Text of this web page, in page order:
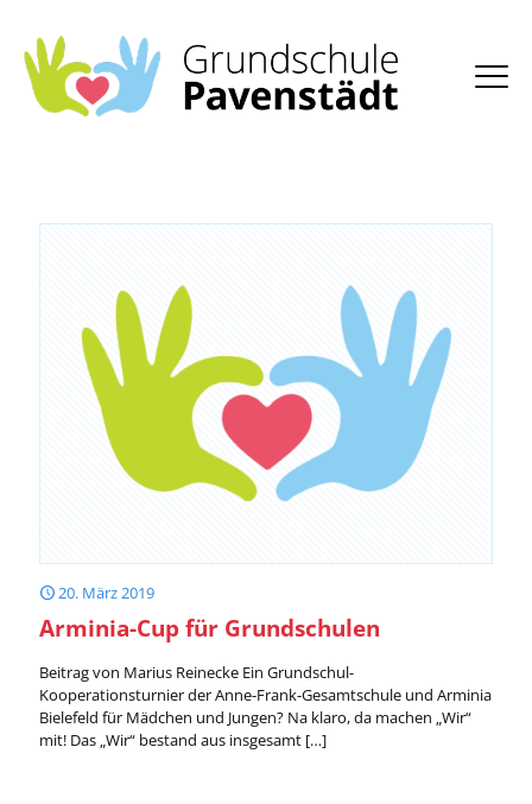
20. März 2019
Arminia-Cup für Grundschulen
Beitrag von Marius Reinecke Ein Grundschul-
Kooperationsturnier der Anne-Frank-Gesamtschule und Arminia
Bielefeld für Mädchen und Jungen? Na klaro, da machen „Wir“
mit! Das „Wir“ bestand aus insgesamt […]